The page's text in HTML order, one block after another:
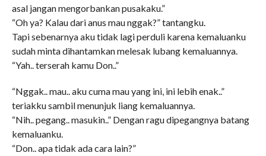
asal jangan mengorbankan pusakaku.”
“Oh ya? Kalau dari anus mau nggak?” tantangku.
Tapi sebenarnya aku tidak lagi perduli karena kemaluanku
sudah minta dihantamkan melesak lubang kemaluannya.
“Yah.. terserah kamu Don..”
“Nggak.. mau.. aku cuma mau yang ini, ini lebih enak..”
teriakku sambil menunjuk liang kemaluannya.
“Nih.. pegang.. masukin..” Dengan ragu dipegangnya batang
kemaluanku.
“Don.. apa tidak ada cara lain?”